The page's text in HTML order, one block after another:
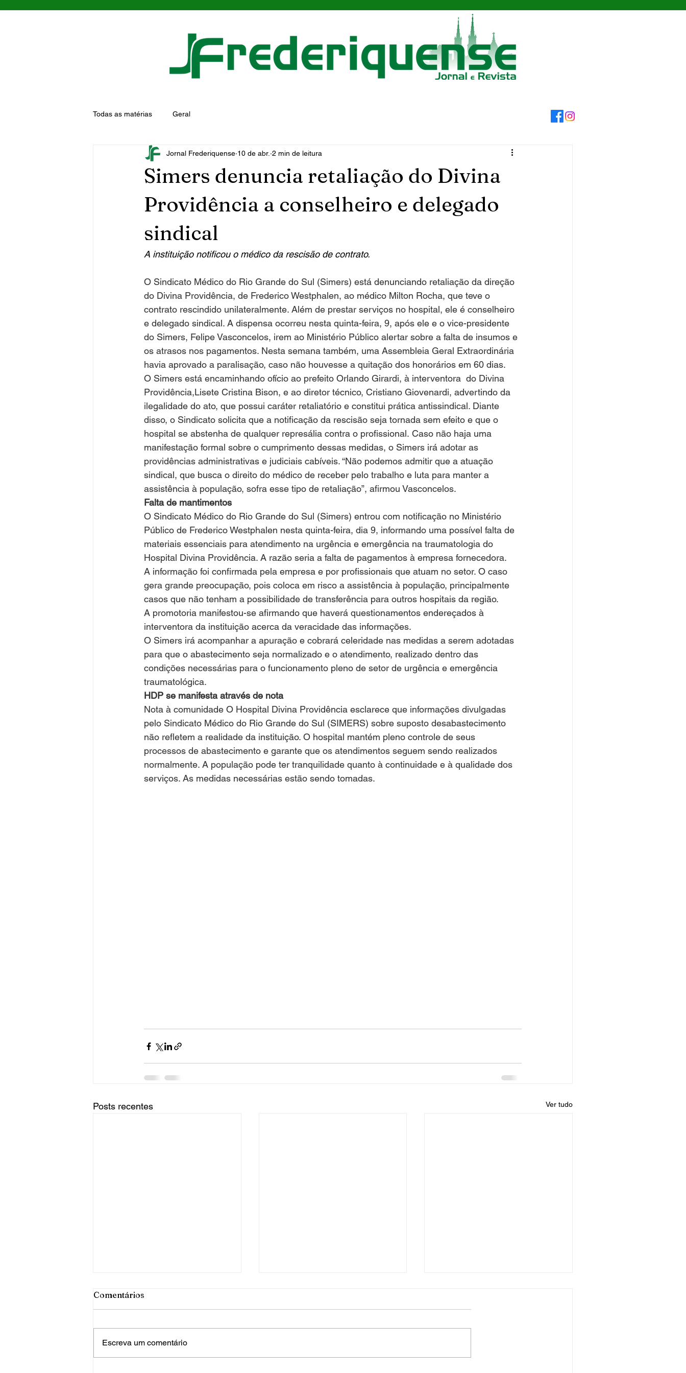
Todas as matérias Geral
Simers denuncia retaliação do Divina
Providência a conselheiro e delegado
sindical
Jornal Frederiquense 10 de abr. 2 min de leitura
A instituição notificou o médico da rescisão de contrato.
O Sindicato Médico do Rio Grande do Sul (Simers) está denunciando retaliação da direção
do Divina Providência, de Frederico Westphalen, ao médico Milton Rocha, que teve o
contrato rescindido unilateralmente. Além de prestar serviços no hospital, ele é conselheiro
e delegado sindical. A dispensa ocorreu nesta quinta-feira, 9, após ele e o vice-presidente
do Simers, Felipe Vasconcelos, irem ao Ministério Público alertar sobre a falta de insumos e
os atrasos nos pagamentos. Nesta semana também, uma Assembleia Geral Extraordinária
havia aprovado a paralisação, caso não houvesse a quitação dos honorários em 60 dias.
O Simers está encaminhando ofício ao prefeito Orlando Girardi, à interventora  do Divina
Providência,Lisete Cristina Bison, e ao diretor técnico, Cristiano Giovenardi, advertindo da
ilegalidade do ato, que possui caráter retaliatório e constitui prática antissindical. Diante
disso, o Sindicato solicita que a notificação da rescisão seja tornada sem efeito e que o
hospital se abstenha de qualquer represália contra o profissional. Caso não haja uma
manifestação formal sobre o cumprimento dessas medidas, o Simers irá adotar as
providências administrativas e judiciais cabíveis. “Não podemos admitir que a atuação
sindical, que busca o direito do médico de receber pelo trabalho e luta para manter a
assistência à população, sofra esse tipo de retaliação”, afirmou Vasconcelos.
Falta de mantimentos
O Sindicato Médico do Rio Grande do Sul (Simers) entrou com notificação no Ministério
Público de Frederico Westphalen nesta quinta-feira, dia 9, informando uma possível falta de
materiais essenciais para atendimento na urgência e emergência na traumatologia do
Hospital Divina Providência. A razão seria a falta de pagamentos à empresa fornecedora.
A informação foi confirmada pela empresa e por profissionais que atuam no setor. O caso
gera grande preocupação, pois coloca em risco a assistência à população, principalmente
casos que não tenham a possibilidade de transferência para outros hospitais da região.
A promotoria manifestou-se afirmando que haverá questionamentos endereçados à
interventora da instituição acerca da veracidade das informações.
O Simers irá acompanhar a apuração e cobrará celeridade nas medidas a serem adotadas
para que o abastecimento seja normalizado e o atendimento, realizado dentro das
condições necessárias para o funcionamento pleno de setor de urgência e emergência
traumatológica.
HDP se manifesta através de nota
Nota à comunidade O Hospital Divina Providência esclarece que informações divulgadas
pelo Sindicato Médico do Rio Grande do Sul (SIMERS) sobre suposto desabastecimento
não refletem a realidade da instituição. O hospital mantém pleno controle de seus
processos de abastecimento e garante que os atendimentos seguem sendo realizados
normalmente. A população pode ter tranquilidade quanto à continuidade e à qualidade dos
serviços. As medidas necessárias estão sendo tomadas.
Posts recentes Ver tudo
Comentários
Escreva um comentário